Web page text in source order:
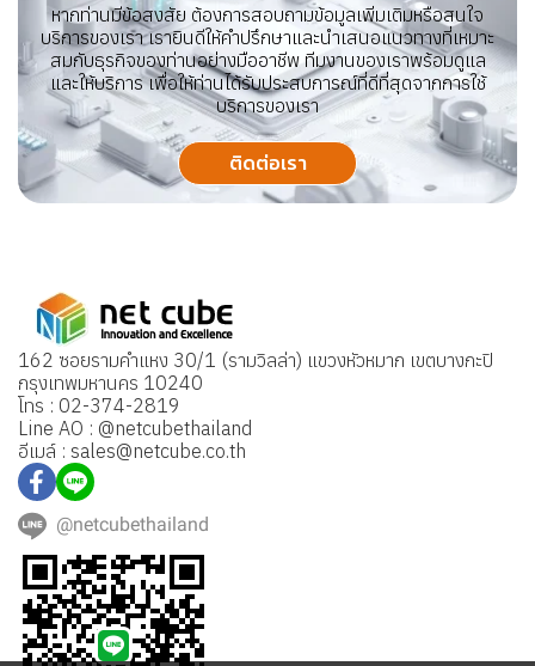
หากท่านมีข้อสงสัย ต้องการสอบถามข้อมูลเพิ่มเติมหรือสนใจ
บริการของเรา เรายินดีให้คำปรึกษาและนำเสนอแนวทางที่เหมาะ
สมกับธุรกิจของท่านอย่างมืออาชีพ ทีมงานของเราพร้อมดูแล
และให้บริการ เพื่อให้ท่านได้รับประสบการณ์ที่ดีที่สุดจากการใช้
บริการของเรา
ติดต่อเรา
162 ซอยรามคำแหง 30/1 (รามวิลล่า) แขวงหัวหมาก เขตบางกะปิ
กรุงเทพมหานคร 10240
โทร : 02-374-2819
Line AO : @netcubethailand
อีเมล์ : sales@netcube.co.th
@netcubethailand